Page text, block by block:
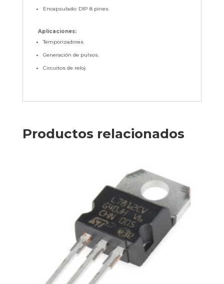
Encapsulado: DIP 8 pines.
Aplicaciones:
Temporizadores.
Generación de pulsos.
Circuitos de reloj.
Productos relacionados